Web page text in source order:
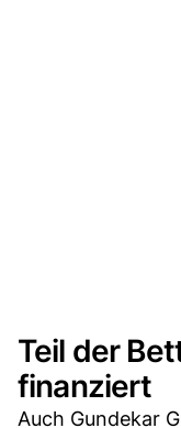
Teil der
finanziert
Auch Gundekar